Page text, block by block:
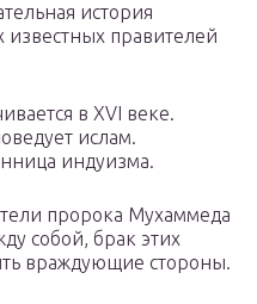
история
правителей
в XVI веке.
ислам.
индуизма.
пророка Мухаммеда
собой, брак этих
враждующие стороны.